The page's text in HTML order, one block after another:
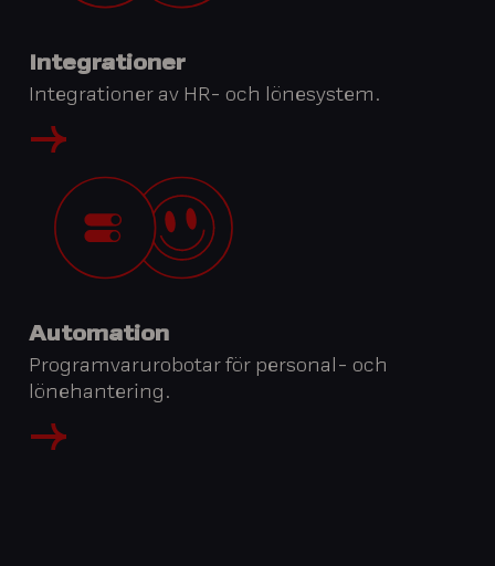
Integrationer
Integrationer av HR- och lönesystem.
Automation
Programvarurobotar för personal- och
lönehantering.